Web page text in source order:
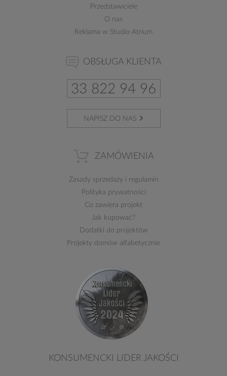
Przedstawiciele
O nas
Reklama w Studio Atrium
OBSŁUGA KLIENTA
33 822 94 96
NAPISZ DO NAS
ZAMÓWIENIA
Zasady sprzedażyi regulamin
Polityka prywatności
Co zawiera projekt
Jak kupować?
Dodatki do projektów
Projekty domów alfabetycznie
KONSUMENCKI LIDER JAKOŚCI